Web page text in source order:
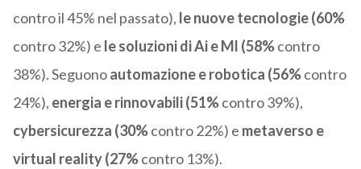
contro il 45% nel passato), le nuove tecnologie (60%
contro 32%) e le soluzioni di Ai e Ml (58%contro
38%). Seguonoautomazione e robotica (56%contro
24%), energia e rinnovabili (51%contro 39%),
cybersicurezza (30%contro 22%) e metaverso e
virtual reality (27%contro 13%).